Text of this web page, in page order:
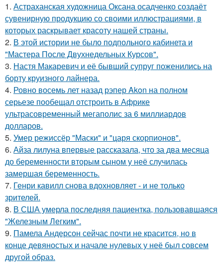
1. Астраханская художница Оксана осадченко создаёт
сувенирную продукцию со своими иллюстрациями, в
которых раскрывает красоту нашей страны.
2. В этой истории не было подпольного кабинета и
"Мастера После Двухнедельных Курсов".
3. Настя Макаревич и её бывший супруг поженились на
борту круизного лайнера.
4. Ровно восемь лет назад рэпер Akon на полном
серьезе пообещал отстроить в Африке
ультрасовременный мегаполис за 6 миллиардов
долларов.
5. Умер режиссёр "Маски" и "царя скорпионов".
6. Айза лилуна впервые рассказала, что за два месяца
до беременности вторым сыном у неё случилась
замершая беременность.
7. Генри кавилл снова вдохновляет - и не только
зрителей.
8. В США умерла последняя пациентка, пользовавшаяся
"Железным Легким".
9. Памела Андерсон сейчас почти не красится, но в
конце девяностых и начале нулевых у неё был совсем
другой образ.